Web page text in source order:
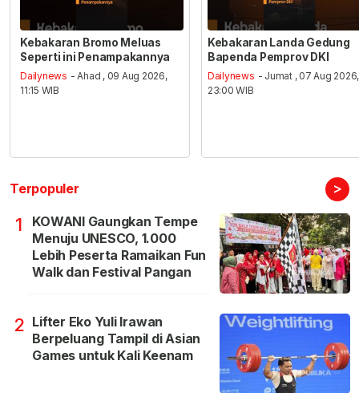
Kebakaran Bromo Meluas
Seperti ini Penampakannya
Dailynews - Ahad , 09 Aug 2026,
11:15 WIB
Kebakaran Landa Gedung
Bapenda Pemprov DKI
Dailynews - Jumat , 07 Aug 2026,
23:00 WIB
Terpopuler >
1
KOWANI Gaungkan Tempe
Menuju UNESCO, 1.000
Lebih Peserta Ramaikan Fun
Walk dan Festival Pangan
2 Lifter Eko Yuli Irawan
Berpeluang Tampil di Asian
Games untuk Kali Keenam